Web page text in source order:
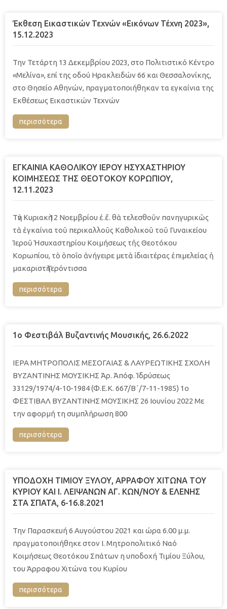
Έκθεση Εικαστικών Τεχνών «Εικόνων Τέχνη 2023»,
15.12.2023
Την Τετάρτη 13 Δεκεμβρίου 2023, στο Πολιτιστικό Κέντρο
«Μελίνα», επί της οδού Ηρακλειδών 66 και Θεσσαλονίκης,
στο Θησείο Αθηνών, πραγματοποιήθηκαν τα εγκαίνια της
Εκθέσεως Εικαστικών Τεχνών
περισσότερα
ΕΓΚΑΙΝΙΑ ΚΑΘΟΛΙΚΟΥ ΙΕΡΟΥ ΗΣΥΧΑΣΤΗΡΙΟΥ
ΚΟΙΜΗΣΕΩΣ ΤΗΣ ΘΕΟΤΟΚΟΥ ΚΟΡΩΠΙΟΥ,
12.11.2023
Τὴν Κυριακὴ 12 Νοεμβρίου ἐ.ἔ. θὰ τελεσθοῦν πανηγυρικῶς
τὰ ἐγκαίνια τοῦ περικαλλοῦς Καθολικοῦ τοῦ Γυναικείου
Ἱεροῦ Ἡσυχαστηρίου Κοιμήσεως τῆς Θεοτόκου
Κορωπίου, τὸ ὁποῖο ἀνήγειρε μετὰ ἰδιαιτέρας ἐπιμελείας ἡ
μακαριστὴ Γερόντισσα
περισσότερα
1o Φεστιβάλ Βυζαντινής Μουσικής, 26.6.2022
ΙΕΡΑ ΜΗΤΡΟΠΟΛΙΣ ΜΕΣΟΓΑΙΑΣ & ΛΑΥΡΕΩΤΙΚΗΣ ΣΧΟΛΗ
ΒΥΖΑΝΤΙΝΗΣ ΜΟΥΣΙΚΗΣ Ἀρ. Ἀπόφ. Ἱδρύσεως
33129/1974/4-10-1984 (Φ.Ε.Κ. 667/Β´/7-11-1985) 1o
ΦΕΣΤΙΒΑΛ ΒΥΖΑΝΤΙΝΗΣ ΜΟΥΣΙΚΗΣ 26 Ιουνίου 2022 Με
την αφορμή τη συμπλήρωση 800
περισσότερα
ΥΠΟΔΟΧΗ ΤΙΜΙΟΥ ΞΥΛΟΥ, ΑΡΡΑΦΟΥ ΧΙΤΩΝΑ ΤΟΥ
ΚΥΡΙΟΥ ΚΑΙ Ι. ΛΕΙΨΑΝΩΝ ΑΓ. ΚΩΝ/ΝΟΥ & ΕΛΕΝΗΣ
ΣΤΑ ΣΠΑΤΑ, 6-16.8.2021
Την Παρασκευή 6 Αυγούστου 2021 και ώρα 6.00 μ.μ.
πραγματοποιήθηκε στον Ι. Μητροπολιτικό Ναό
Κοιμήσεως Θεοτόκου Σπάτων η υποδοχή Τιμίου Ξύλου,
του Άρραφου Χιτώνα του Κυρίου
περισσότερα